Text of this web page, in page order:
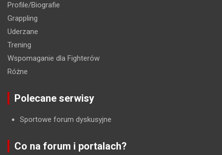
Profile/Biografie
Grappling
Uderzane
Trening
Wspomaganie dla Fighterów
Różne
Polecane serwisy
Sportowe forum dyskusyjne
Co na forum i portalach?